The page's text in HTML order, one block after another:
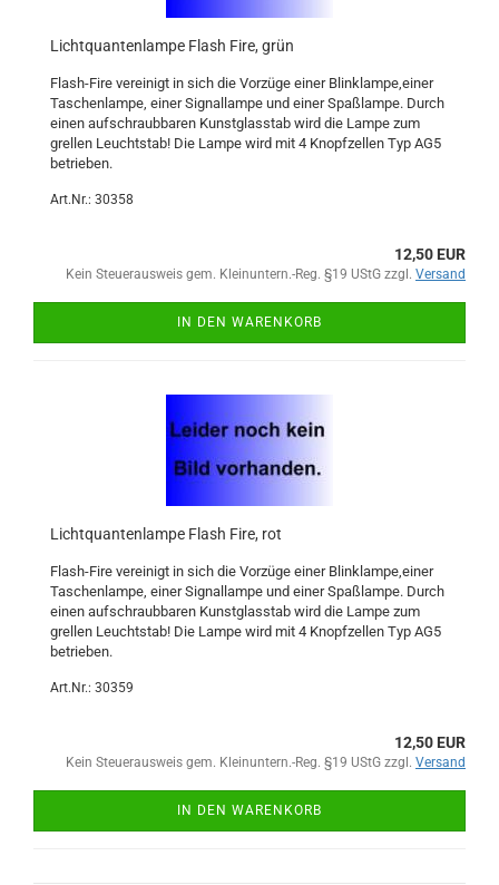
Lichtquantenlampe Flash Fire, grün
Flash-Fire vereinigt in sich die Vorzüge einer Blinklampe,einer
Taschenlampe, einer Signallampe und einer Spaßlampe. Durch
einen aufschraubbaren Kunstglasstab wird die Lampe zum
grellen Leuchtstab! Die Lampe wird mit 4 Knopfzellen Typ AG5
betrieben.
Art.Nr.: 30358
12,50 EUR
Kein Steuerausweis gem. Kleinuntern.-Reg. §19 UStG zzgl. Versand
IN DEN WARENKORB
Lichtquantenlampe Flash Fire, rot
Flash-Fire vereinigt in sich die Vorzüge einer Blinklampe,einer
Taschenlampe, einer Signallampe und einer Spaßlampe. Durch
einen aufschraubbaren Kunstglasstab wird die Lampe zum
grellen Leuchtstab! Die Lampe wird mit 4 Knopfzellen Typ AG5
betrieben.
Art.Nr.: 30359
12,50 EUR
Kein Steuerausweis gem. Kleinuntern.-Reg. §19 UStG zzgl. Versand
IN DEN WARENKORB